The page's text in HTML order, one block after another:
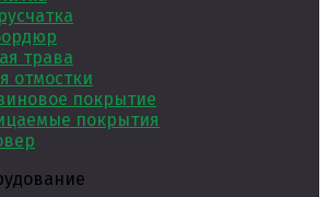
трава
отмостки
покрытие
покрытия